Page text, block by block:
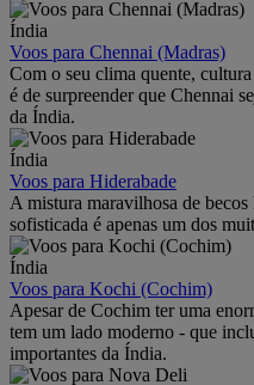
Índia
Voos para Chennai (Madras)
Com o seu clima quente,
é de surpreender que Chennai
da Índia.
Índia
Voos para Hiderabade
A mistura maravilhosa de
sofisticada é apenas um dos
Índia
Voos para Kochi (Cochim)
Apesar de Cochim ter uma
tem um lado moderno - que
importantes da Índia.